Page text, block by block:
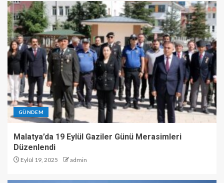
GÜNDEM
Malatya’da 19 Eylül Gaziler Günü Merasimleri
Düzenlendi
Eylül 19, 2025 admin